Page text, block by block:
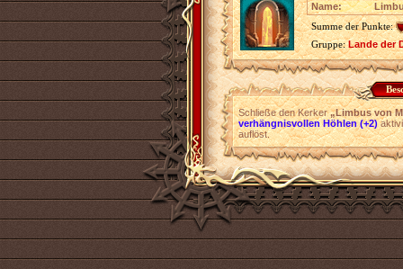
Name:
Summe der Punkte:
Gruppe:Lande der
Schließe den Kerker„Limbus von
verhängnisvollen Höhlen (+2)
auflöst.